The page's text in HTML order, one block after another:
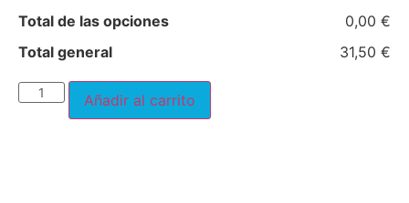
Total de las opciones
0,00 €
Total general
31,50 €
Añadir al carrito